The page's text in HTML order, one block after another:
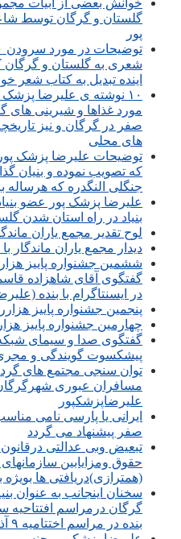
خوانش بعضی از ابیات
گلستان و گرگان توسط
پور
شعری به گلستان و گرگان
اینده تبدیل به کتاب شعر
۱۰ نوشته ی علیرضا
مورد غذاها و شیرینی
صفر در گرگان و نیز
های محلی
جنگلی النگدره که هرساله
علیرضا پزشک پور عضو
بنیاد در راه استان شدن
لوح تقدیر مجمع یاران
دیدار مجمع یاران ماندگار
ششمین جشنواره پاییز
گفتگوی آقای شاهزاده
در ایسنتاگرام با بنده
پنجمین جشنواره پاییز
چهارمین جشنواره پاییز
گفتگوی صدا و سیمای
پیشکسوت گویندگی و مجری
توان سنجی مجتمع های
مسافران عبوری
علیرضاپزشکپور
ایرانی یا پارسی نامی
صفر پیشنهاد می گردد
تبعیض وبی عدالتی
حقوق ومزایابین
(همترازی)دریافتی ها
سخنان اینجانب به عنوان
بنده در مراسم اختتامیه ۹ آذر۹۷